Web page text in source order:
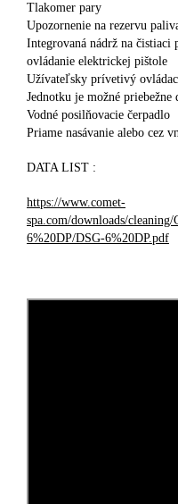
Tlakomer pary
Upozornenie na rezervu
Integrovaná nádrž na
ovládanie elektrickej pištole
Užívateľsky prívetivý
Jednotku je možné priebežne
Vodné posilňovacie čerpadlo
Priame nasávanie alebo cez
DATA LIST :
https://www.comet-
spa.com/downloads/
6%20DP/DSG-6%20DP.pdf